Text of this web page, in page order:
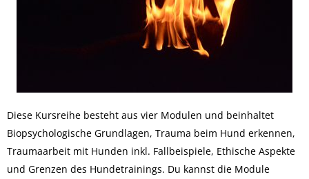
Diese Kursreihe besteht aus vier Modulen und beinhaltet
Biopsychologische Grundlagen, Trauma beim Hund erkennen,
Traumaarbeit mit Hunden inkl. Fallbeispiele, Ethische Aspekte
und Grenzen des Hundetrainings. Du kannst die Module